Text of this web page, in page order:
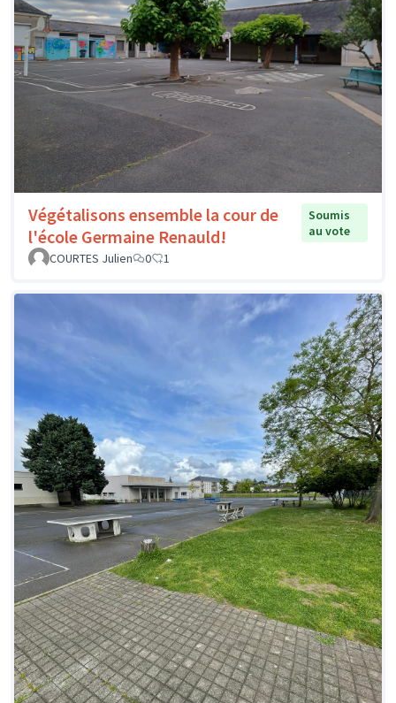
Végétalisons ensemble la cour de
l'école Germaine Renauld!
Soumis
au vote
COURTES Julien
0 1